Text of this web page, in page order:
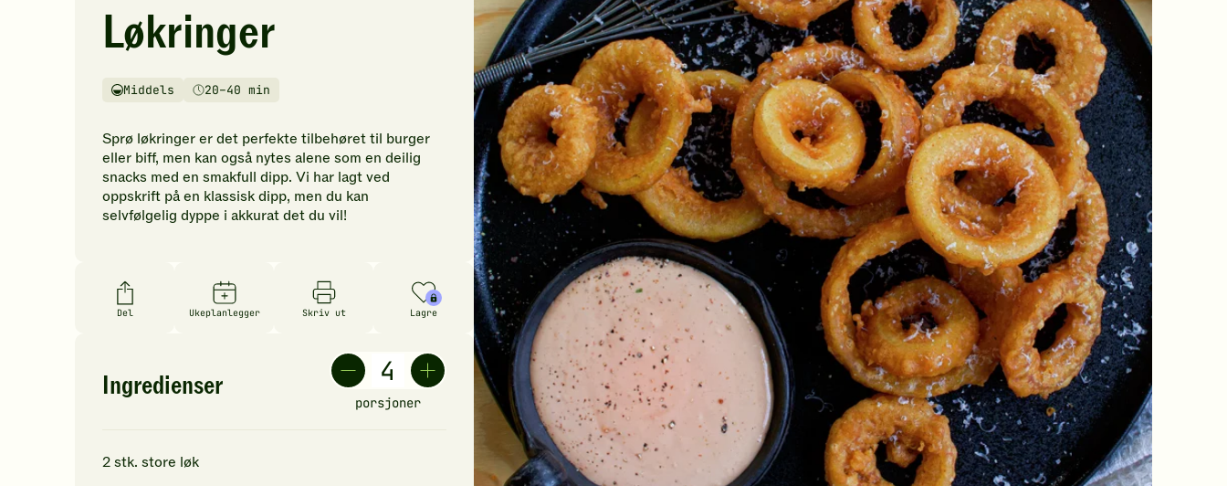
har
foreløpig
vurderinger.
første
til
å
vurdere
denne
Løkringer
Vanskelighetsgrad
Middels
Tilberedningstid20–40 min
Sprø løkringer er det perfekte tilbehøret til burger
eller biff, men kan også nytes alene som en deilig
snacks med en smakfull dipp. Vi har lagt ved
oppskrift på en klassisk dipp, men du kan
selvfølgelig dyppe i akkurat det du vil!
Del Ukeplanlegger Skriv ut Lagre
Ingredienser
porsjoner
2stk. store løk